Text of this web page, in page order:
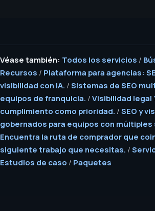
Véase también: Todos los servicios /
Recursos / Plataforma para agencias:
visibilidad con IA. / Sistemas de SEO
equipos de franquicia. / Visibilidad legal
cumplimiento como prioridad. / SEO y
gobernados para equipos con
Encuentra la ruta de comprador que
siguiente trabajo que necesitas. /
Estudios de caso / Paquetes